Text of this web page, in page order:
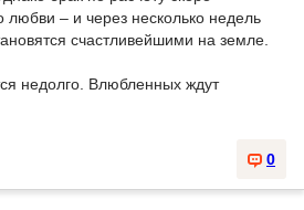
любви – и через несколько недель
счастливейшими на земле.
недолго. Влюбленных ждут
0